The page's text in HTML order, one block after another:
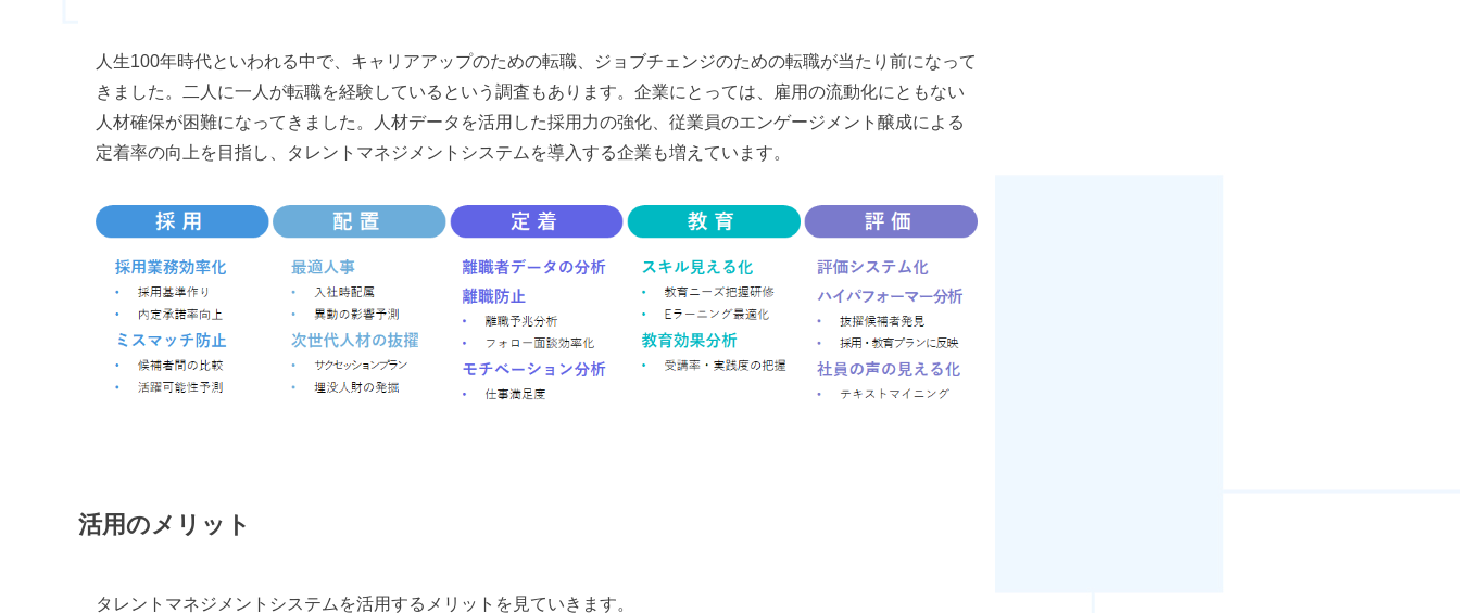
人生100年時代といわれる中で、キャリアアップのための転職、ジョブチェンジのための転職が当たり前になって
きました。二人に一人が転職を経験しているという調査もあります。企業にとっては、雇用の流動化にともない
人材確保が困難になってきました。人材データを活用した採用力の強化、従業員のエンゲージメント醸成による
定着率の向上を目指し、タレントマネジメントシステムを導入する企業も増えています。
活用のメリット
タレントマネジメントシステムを活用するメリットを見ていきます。